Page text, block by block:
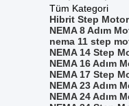
Tüm Kategori
Hibrit Step Motor
NEMA 8 Adım
nema 11 step
NEMA 14 Step
NEMA 16 Adım
NEMA 17 Step
NEMA 23 Adım
NEMA 24 Adım